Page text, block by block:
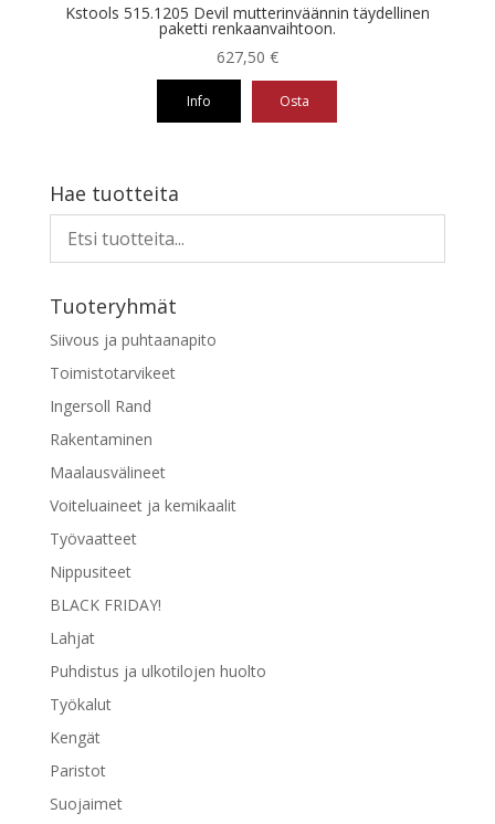
Kstools 515.1205 Devil mutterinväännin täydellinen
paketti renkaanvaihtoon.
627,50 €
Info Osta
Hae tuotteita
Tuoteryhmät
Siivous ja puhtaanapito
Toimistotarvikeet
Ingersoll Rand
Rakentaminen
Maalausvälineet
Voiteluaineet ja kemikaalit
Työvaatteet
Nippusiteet
BLACK FRIDAY!
Lahjat
Puhdistus ja ulkotilojen huolto
Työkalut
Kengät
Paristot
Suojaimet